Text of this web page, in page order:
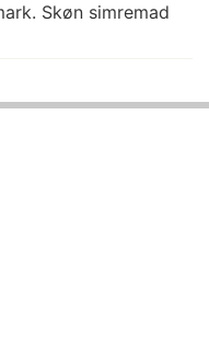
Skøn simremad